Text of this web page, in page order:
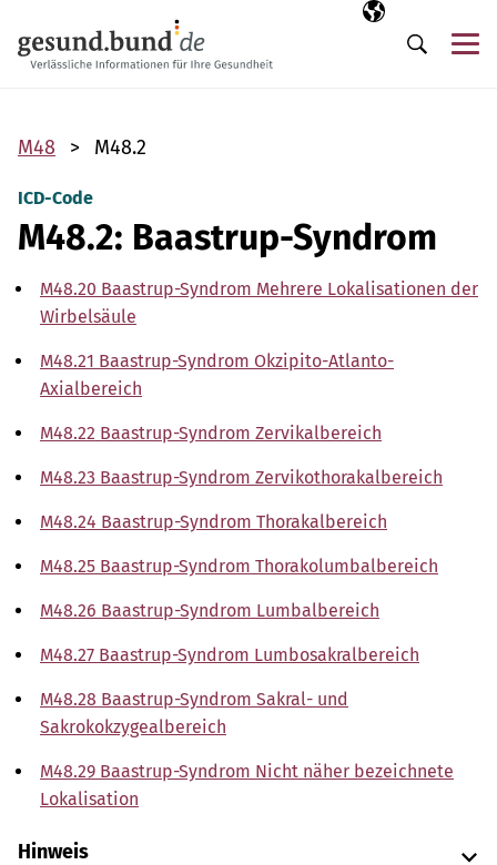
Ausgewählte
DE
Suche
M48 M48.2
ICD-Code
M48.2: Baastrup-Syndrom
M48.20 Baastrup-Syndrom Mehrere Lokalisationen der
Wirbelsäule
M48.21 Baastrup-Syndrom Okzipito-Atlanto-
Axialbereich
M48.22 Baastrup-Syndrom Zervikalbereich
M48.23 Baastrup-Syndrom Zervikothorakalbereich
M48.24 Baastrup-Syndrom Thorakalbereich
M48.25 Baastrup-Syndrom Thorakolumbalbereich
M48.26 Baastrup-Syndrom Lumbalbereich
M48.27 Baastrup-Syndrom Lumbosakralbereich
M48.28 Baastrup-Syndrom Sakral- und
Sakrokokzygealbereich
M48.29 Baastrup-Syndrom Nicht näher bezeichnete
Lokalisation
Hinweis